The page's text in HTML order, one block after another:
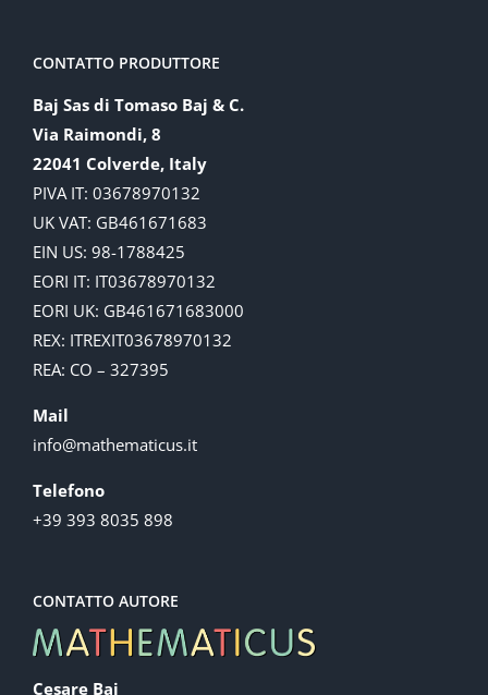
CONTATTO PRODUTTORE
Baj Sas di Tomaso Baj & C.
Via Raimondi, 8
22041 Colverde, Italy
PIVA IT: 03678970132
UK VAT: GB461671683
EIN US: 98-1788425
EORI IT: IT03678970132
EORI UK: GB461671683000
REX: ITREXIT03678970132
REA: CO – 327395
Mail
info@mathematicus.it
Telefono
+39 393 8035 898
CONTATTO AUTORE
Cesare Baj